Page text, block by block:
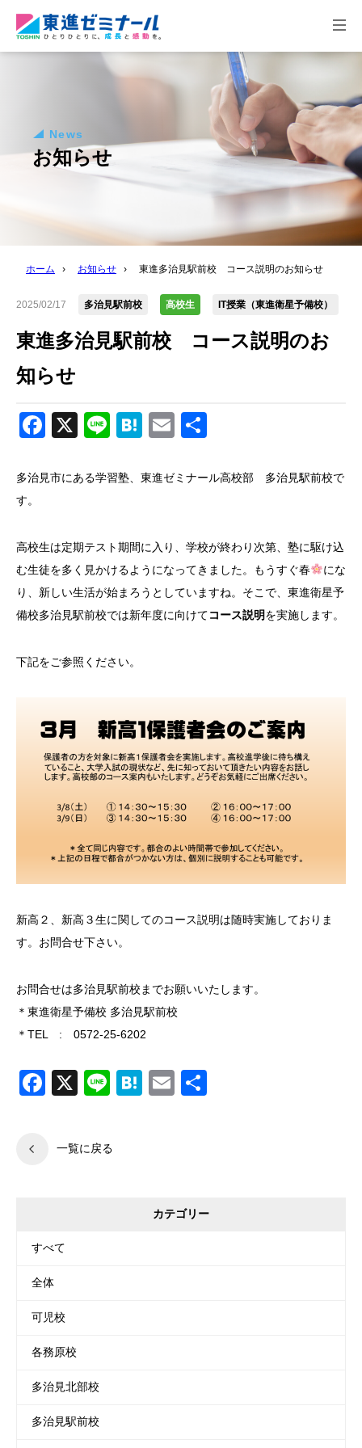
News
お知らせ
ホーム › お知らせ › 東進多治見駅前校 コース説明のお知らせ
2025/02/17 多治見駅前校 高校生 IT授業（東進衛星予備校）
東進多治見駅前校 コース説明のお
知らせ
Facebook
X LineHatena
Email
多治見市にある学習塾、東進ゼミナール高校部 多治見駅前校で
す。
高校生は定期テスト期間に入り、学校が終わり次第、塾に駆け込
む生徒を多く見かけるようになってきました。もうすぐ春
にな
り、新しい生活が始まろうとしていますね。そこで、東進衛星予
備校多治見駅前校では新年度に向けてコース説明を実施します。
下記をご参照ください。
新高２、新高３生に関してのコース説明は随時実施しておりま
す。お問合せ下さい。
お問合せは多治見駅前校までお願いいたします。
＊東進衛星予備校 多治見駅前校
＊TEL : 0572-25-6202
Facebook
X LineHatena
Email
一覧に戻る
カテゴリー
すべて
全体
可児校
各務原校
多治見北部校
多治見駅前校